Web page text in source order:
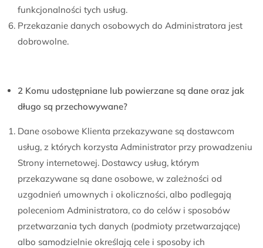
funkcjonalności tych usług.
Przekazanie danych osobowych do Administratora jest
dobrowolne.
2 Komu udostępniane lub powierzane są dane oraz jak
długo są przechowywane?
Dane osobowe Klienta przekazywane są dostawcom
usług, z których korzysta Administrator przy prowadzeniu
Strony internetowej. Dostawcy usług, którym
przekazywane są dane osobowe, w zależności od
uzgodnień umownych i okoliczności, albo podlegają
poleceniom Administratora, co do celów i sposobów
przetwarzania tych danych (podmioty przetwarzające)
albo samodzielnie określają cele i sposoby ich